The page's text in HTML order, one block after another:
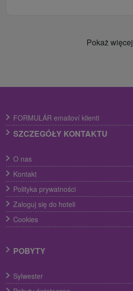
Pokaż więcej
FORMULÁR emailoví klienti
SZCZEGÓŁY KONTAKTU
O nas
Kontakt
Polityka prywatności
Zaloguj się do hoteli
Cookies
POBYTY
Sylwester